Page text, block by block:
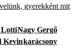
gyerekként mit
LottiNagy Gergő
Kevinkarácsony